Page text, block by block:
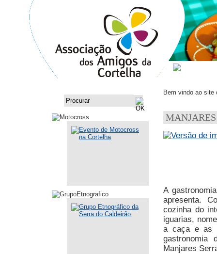
Bem vindo ao site
MANJARES
A
apresenta.
cozinha do
iguarias,
a caça e as
gastronomia
Manjares